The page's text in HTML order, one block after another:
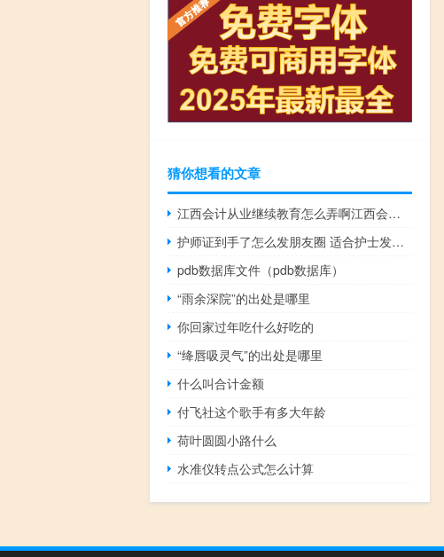
猜你想看的文章
江西会计从业继续教育怎么弄啊江西会计从业 江西会计网上继续教育
护师证到手了怎么发朋友圈 适合护士发的朋友圈
pdb数据库文件（pdb数据库）
“雨余深院”的出处是哪里
你回家过年吃什么好吃的
“绛唇吸灵气”的出处是哪里
什么叫合计金额
付飞社这个歌手有多大年龄
荷叶圆圆小路什么
水准仪转点公式怎么计算